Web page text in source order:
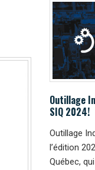
Outillage
SIQ 2024!
Outillage
l’édition
Québec,